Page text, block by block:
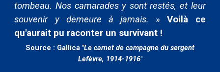
tombeau. Nos camarades y sont restés, et leur
souvenir y demeure à jamais. »Voilà ce
qu'aurait pu raconter un survivant !
Source : Gallica "Le carnet de campagne du sergent
Lefèvre, 1914-1916"